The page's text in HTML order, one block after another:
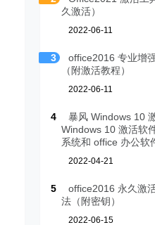
久激活）
2022-06-11
3
office2016 专业增
（附激活教程）
2022-06-11
4
暴风 Windows 10
Windows 10 激活软
系统和 office 办公软
2022-04-21
5
office2016 永久激
法（附密钥）
2022-06-15